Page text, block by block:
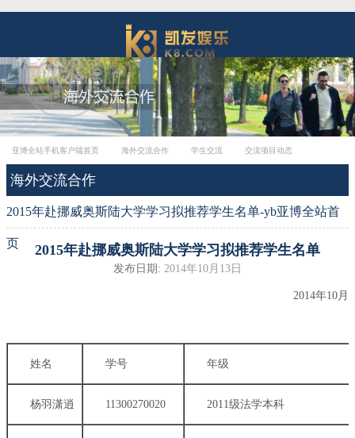
亚博全站手机客户端首页 海外交流合作 学生交流 交流项目动态
海外交流合作
2015年赴挪威奥斯陆大学学习拟推荐学生名单-yb亚博全站首
页 2015年赴挪威奥斯陆大学学习拟推荐学生名单
发布日期: 2014年10月13日
2014年10月
姓名 学号 年级
杨羽潇逍 11300270020 2011级法学本科